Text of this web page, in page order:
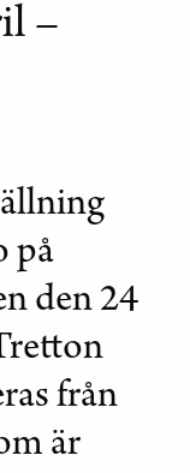
–
på
den 24
från
är